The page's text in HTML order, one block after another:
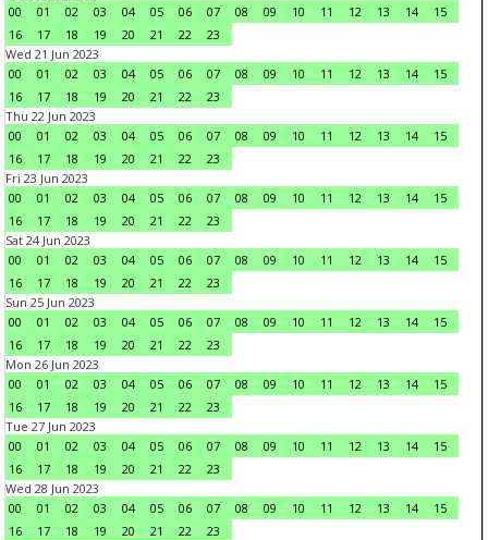
00
01 02 03 04 05 06 07 08 09 10 11 12 13 14
15
16
17 18 19 20 21 22
23
Wed 21 Jun 2023
00
01 02 03 04 05 06 07 08 09 10 11 12 13 14
15
16
17 18 19 20 21 22
23
Thu 22 Jun 2023
00
01 02 03 04 05 06 07 08 09 10 11 12 13 14
15
16
17 18 19 20 21 22
23
Fri 23 Jun 2023
00
01 02 03 04 05 06 07 08 09 10 11 12 13 14
15
16
17 18 19 20 21 22
23
Sat 24 Jun 2023
00
01 02 03 04 05 06 07 08 09 10 11 12 13 14
15
16
17 18 19 20 21 22
23
Sun 25 Jun 2023
00
01 02 03 04 05 06 07 08 09 10 11 12 13 14
15
16
17 18 19 20 21 22
23
Mon 26 Jun 2023
00
01 02 03 04 05 06 07 08 09 10 11 12 13 14
15
16
17 18 19 20 21 22
23
Tue 27 Jun 2023
00
01 02 03 04 05 06 07 08 09 10 11 12 13 14
15
16
17 18 19 20 21 22
23
Wed 28 Jun 2023
00
01 02 03 04 05 06 07 08 09 10 11 12 13 14
15
16
17 18 19 20 21 22
23